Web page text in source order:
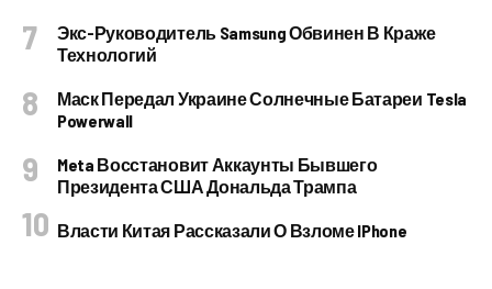
Экс-Руководитель Samsung Обвинен В Краже
Технологий
Маск Передал Украине Солнечные Батареи Tesla
Powerwall
Meta Восстановит Аккаунты Бывшего
Президента США Дональда Трампа
Власти Китая Рассказали О Взломе IPhone